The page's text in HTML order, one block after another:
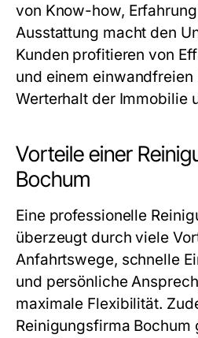
von Know-how,
Ausstattung macht den
Kunden profitieren von
und einem einwandfreien
Werterhalt der Immobilie
Vorteile einer
Bochum
Eine professionelle
überzeugt durch viele
Anfahrtswege, schnelle
und persönliche
maximale Flexibilität.
Reinigungsfirma Bochum